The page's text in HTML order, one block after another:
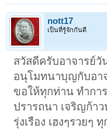
nott17
เป็นที่รู้จักกันดี
สวัสดีครับอาจารย์
อนุโมทนาบุญกับอา
ขอให้ทุกท่าน ทำกา
ปรารถนา เจริญก้า
รุ่งเรือง เฮงๆรวยๆ